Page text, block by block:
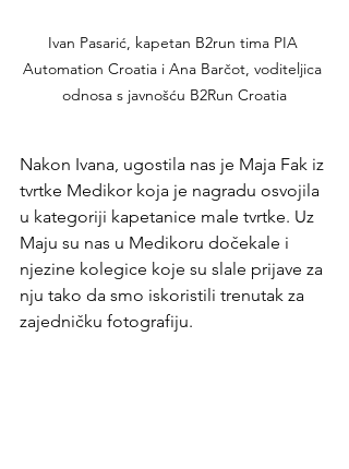
Ivan Pasarić, kapetan B2run tima PIA
Automation Croatia i Ana Barčot, voditeljica
odnosa s javnošću B2Run Croatia
Nakon Ivana, ugostila nas je Maja Fak iz
tvrtke Medikor koja je nagradu osvojila
u kategoriji kapetanice male tvrtke. Uz
Maju su nas u Medikoru dočekale i
njezine kolegice koje su slale prijave za
nju tako da smo iskoristili trenutak za
zajedničku fotografiju.